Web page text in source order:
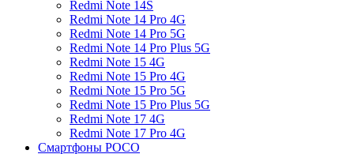
Redmi Note 14S
Redmi Note 14 Pro 4G
Redmi Note 14 Pro 5G
Redmi Note 14 Pro Plus 5G
Redmi Note 15 4G
Redmi Note 15 Pro 4G
Redmi Note 15 Pro 5G
Redmi Note 15 Pro Plus 5G
Redmi Note 17 4G
Redmi Note 17 Pro 4G
Смартфоны POCO